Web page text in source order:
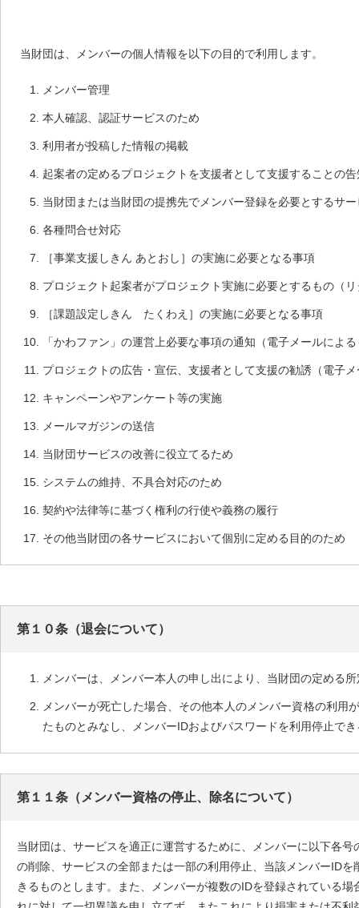
当財団は、メンバーの個人情報を以下の目的で利用します。
メンバー管理
本人確認、認証サービスのため
利用者が投稿した情報の掲載
起案者の定めるプロジェクトを支援者として支援することの告
当財団または当財団の提携先でメンバー登録を必要とするサ
各種問合せ対応
［事業支援しきん あとおし］の実施に必要となる事項
プロジェクト起案者がプロジェクト実施に必要とするもの（
［課題設定しきん たくわえ］の実施に必要となる事項
「かわファン」の運営上必要な事項の通知（電子メールによ
プロジェクトの広告・宣伝、支援者として支援の勧誘（電子
キャンペーンやアンケート等の実施
メールマガジンの送信
当財団サービスの改善に役立てるため
システムの維持、不具合対応のため
契約や法律等に基づく権利の行使や義務の履行
その他当財団の各サービスにおいて個別に定める目的のため
第１０条（退会について）
メンバーは、メンバー本人の申し出により、当財団の定める
メンバーが死亡した場合、その他本人のメンバー資格の利
たものとみなし、メンバーIDおよびパスワードを利用停止で
第１１条（メンバー資格の停止、除名について）
当財団は、サービスを適正に運営するために、メンバーに以下各
の削除、サービスの全部または一部の利用停止、当該メンバーID
きるものとします。また、メンバーが複数のIDを登録されている